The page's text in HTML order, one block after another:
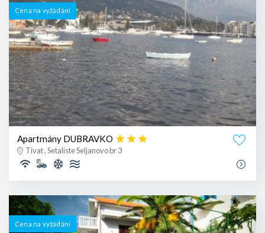
Cena na vyžádání
Apartmány DUBRAVKO
Tivat , Setaliste Seljanovo br 3
Cena na vyžádání